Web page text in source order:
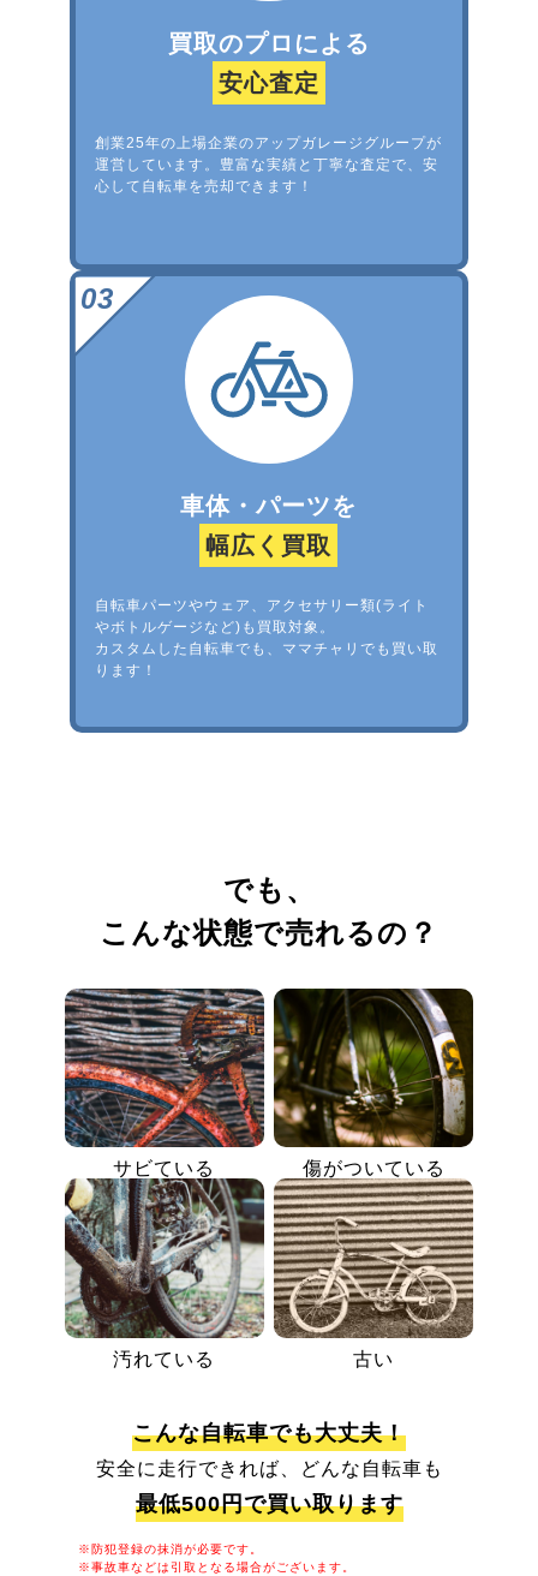
買取のプロによる
安心査定
創業25年の上場企業のアップガレージグループが
運営しています。豊富な実績と丁寧な査定で、安
心して自転車を売却できます！
車体・パーツを
幅広く買取
自転車パーツやウェア、アクセサリー類(ライト
やボトルゲージなど)も買取対象。
カスタムした自転車でも、ママチャリでも買い取
ります！
でも、
こんな状態で売れるの？
サビている 傷がついている
汚れている 古い
こんな自転車でも大丈夫！
安全に走行できれば、どんな自転車も
最低500円で買い取ります
※防犯登録の抹消が必要です。
※事故車などは引取となる場合がございます。